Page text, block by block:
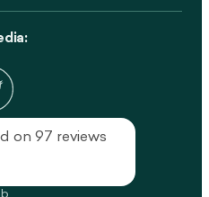
on 97 reviews